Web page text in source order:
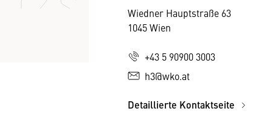
Wiedner Hauptstraße 63
1045 Wien
+43 5 90900 3003
h3@wko.at
Detaillierte Kontaktseite